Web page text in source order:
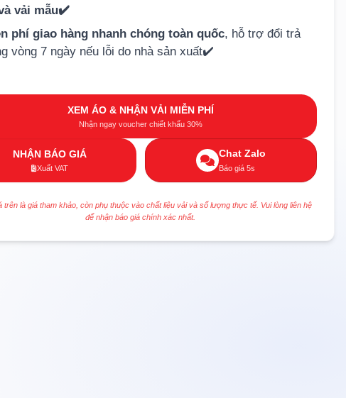
vải mẫu✔️
phí giao hàng nhanh chóng toàn quốc, hỗ trợ đổi trả
vòng 7 ngày nếu lỗi do nhà sản xuất✔️
XEM ÁO & NHẬN VẢI MIỄN PHÍ
Nhận ngay voucher chiết khấu 30%
NHẬN BÁO GIÁ
Xuất VAT
Chat Zalo
Báo giá 5s
trên là giá tham khảo, còn phụ thuộc vào chất liệu vải và số lượng thực tế. Vui lòng liên hệ
để nhận báo giá chính xác nhất.